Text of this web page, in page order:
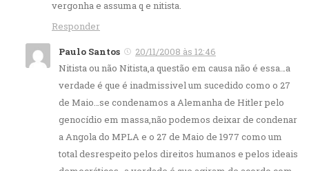
vergonha e assuma q e nitista.
Responder
Paulo Santos
20/11/2008 às 12:46
Nitista ou não Nitista,a questão em causa não é essa…a
verdade é que é inadmissivel um sucedido como o 27
de Maio…se condenamos a Alemanha de Hitler pelo
genocídio em massa,não podemos deixar de condenar
a Angola do MPLA e o 27 de Maio de 1977 como um
total desrespeito pelos direitos humanos e pelos ideais